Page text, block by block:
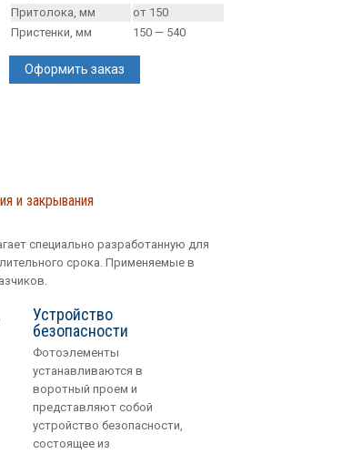
Притолока, мм
от 150
Пристенки, мм
150 — 540
Оформить заказ
и закрывания
специально разработанную для
срока. Применяемые в
Устройство
безопасности
Фотоэлементы
устанавливаются в
воротный проем и
представляют собой
устройство безопасности,
состоящее из